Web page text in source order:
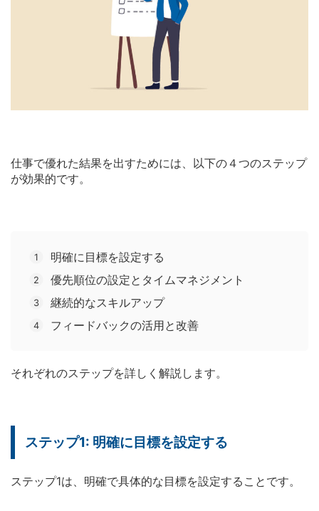
仕事で優れた結果を出すためには、以下の４つのステップ
が効果的です。
明確に目標を設定する
優先順位の設定とタイムマネジメント
継続的なスキルアップ
フィードバックの活用と改善
それぞれのステップを詳しく解説します。
ステップ1: 明確に目標を設定する
ステップ1は、明確で具体的な目標を設定することです。